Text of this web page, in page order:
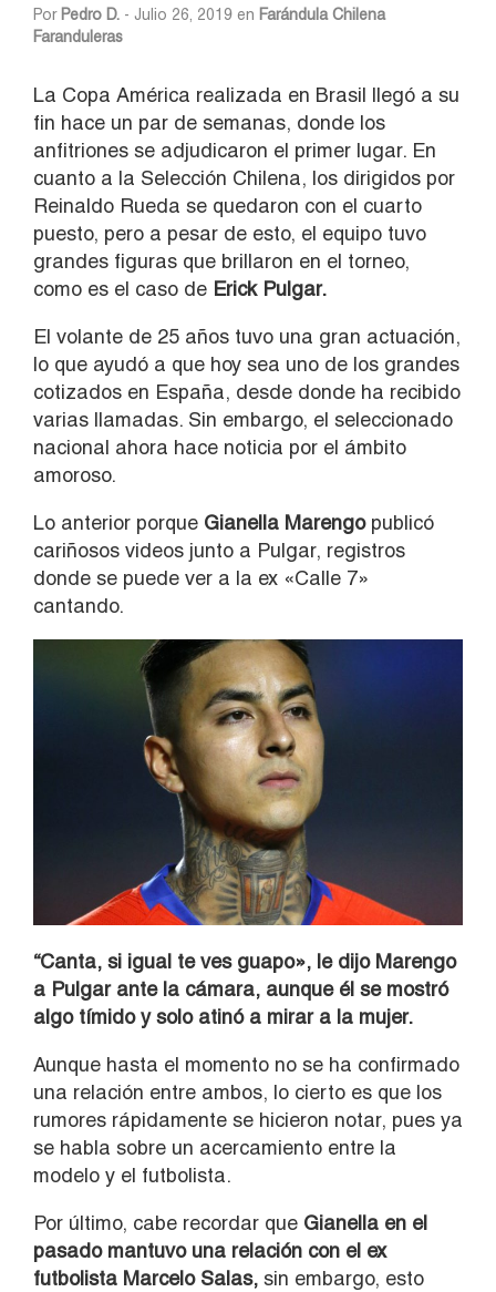
Por Pedro D. - Julio 26, 2019 en Farándula Chilena
Faranduleras
La Copa América realizada en Brasil llegó a su
fin hace un par de semanas, donde los
anfitriones se adjudicaron el primer lugar. En
cuanto a la Selección Chilena, los dirigidos por
Reinaldo Rueda se quedaron con el cuarto
puesto, pero a pesar de esto, el equipo tuvo
grandes figuras que brillaron en el torneo,
como es el caso de Erick Pulgar.
El volante de 25 años tuvo una gran actuación,
lo que ayudó a que hoy sea uno de los grandes
cotizados en España, desde donde ha recibido
varias llamadas. Sin embargo, el seleccionado
nacional ahora hace noticia por el ámbito
amoroso.
Lo anterior porque Gianella Marengopublicó
cariñosos videos junto a Pulgar, registros
donde se puede ver a la ex «Calle 7»
cantando.
“Canta, si igual te ves guapo», le dijo Marengo
a Pulgar ante la cámara, aunque él se mostró
algo tímido y solo atinó a mirar a la mujer.
Aunque hasta el momento no se ha confirmado
una relación entre ambos, lo cierto es que los
rumores rápidamente se hicieron notar, pues ya
se habla sobre un acercamiento entre la
modelo y el futbolista.
Por último, cabe recordar que Gianella en el
pasado mantuvo una relación con el ex
futbolista Marcelo Salas, sin embargo, esto